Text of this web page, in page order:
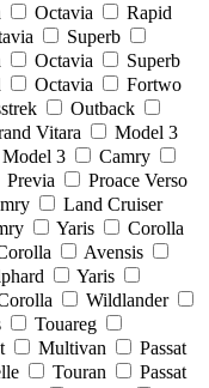
Octavia
Rapid
Superb
Octavia
Superb
Octavia
Fortwo
Outback
Vitara
Model 3
Model 3
Camry
Previa
Proace Verso
Land Cruiser
Yaris
Corolla
Avensis
Yaris
Wildlander
Touareg
Multivan
Passat
Touran
Passat